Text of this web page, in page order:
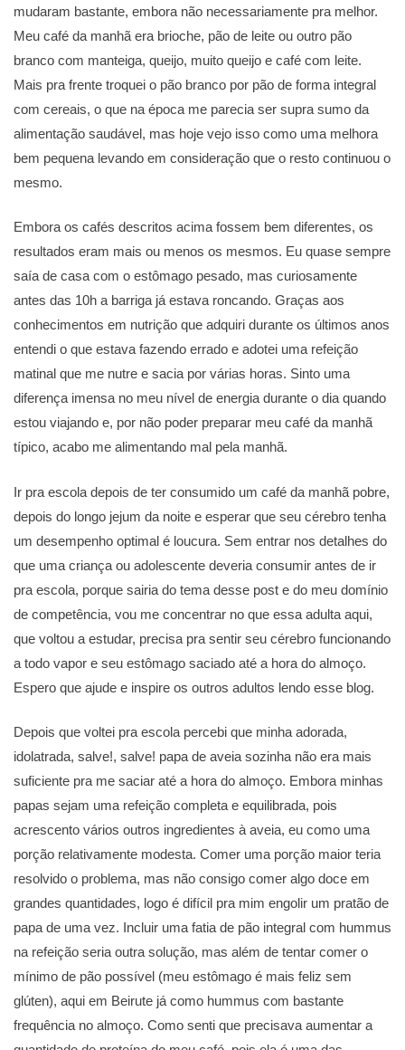
mudaram bastante, embora não necessariamente pra melhor.
Meu café da manhã era brioche, pão de leite ou outro pão
branco com manteiga, queijo, muito queijo e café com leite.
Mais pra frente troquei o pão branco por pão de forma integral
com cereais, o que na época me parecia ser supra sumo da
alimentação saudável, mas hoje vejo isso como uma melhora
bem pequena levando em consideração que o resto continuou o
mesmo.
Embora os cafés descritos acima fossem bem diferentes, os
resultados eram mais ou menos os mesmos. Eu quase sempre
saía de casa com o estômago pesado, mas curiosamente
antes das 10h a barriga já estava roncando. Graças aos
conhecimentos em nutrição que adquiri durante os últimos anos
entendi o que estava fazendo errado e adotei uma refeição
matinal que me nutre e sacia por várias horas. Sinto uma
diferença imensa no meu nível de energia durante o dia quando
estou viajando e, por não poder preparar meu café da manhã
típico, acabo me alimentando mal pela manhã.
Ir pra escola depois de ter consumido um café da manhã pobre,
depois do longo jejum da noite e esperar que seu cérebro tenha
um desempenho optimal é loucura. Sem entrar nos detalhes do
que uma criança ou adolescente deveria consumir antes de ir
pra escola, porque sairia do tema desse post e do meu domínio
de competência, vou me concentrar no que essa adulta aqui,
que voltou a estudar, precisa pra sentir seu cérebro funcionando
a todo vapor e seu estômago saciado até a hora do almoço.
Espero que ajude e inspire os outros adultos lendo esse blog.
Depois que voltei pra escola percebi que minha adorada,
idolatrada, salve!, salve! papa de aveia sozinha não era mais
suficiente pra me saciar até a hora do almoço. Embora minhas
papas sejam uma refeição completa e equilibrada, pois
acrescento vários outros ingredientes à aveia, eu como uma
porção relativamente modesta. Comer uma porção maior teria
resolvido o problema, mas não consigo comer algo doce em
grandes quantidades, logo é difícil pra mim engolir um pratão de
papa de uma vez. Incluir uma fatia de pão integral com hummus
na refeição seria outra solução, mas além de tentar comer o
mínimo de pão possível (meu estômago é mais feliz sem
glúten), aqui em Beirute já como hummus com bastante
frequência no almoço. Como senti que precisava aumentar a